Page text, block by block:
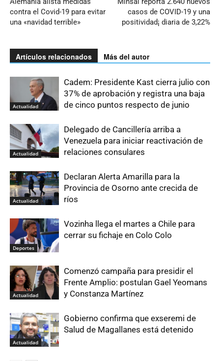
contra el Covid-19 para evitar
una «navidad terrible»
casos de COVID-19 y una
positividad¡ diaria de 3,22%
Artículos relacionados Más del autor
Actualidad
Cadem: Presidente Kast cierra julio con
37% de aprobación y registra una baja
de cinco puntos respecto de junio
Actualidad
Delegado de Cancillería arriba a
Venezuela para iniciar reactivación de
relaciones consulares
Actualidad
Declaran Alerta Amarilla para la
Provincia de Osorno ante crecida de
ríos
Deportes
Vozinha llega el martes a Chile para
cerrar su fichaje en Colo Colo
Actualidad
Comenzó campaña para presidir el
Frente Amplio: postulan Gael Yeomans
y Constanza Martínez
Actualidad
Gobierno confirma que exseremi de
Salud de Magallanes está detenido